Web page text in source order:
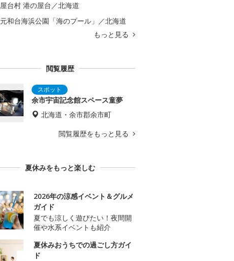
屋台村 港の屋台／北海道
元和台海浜公園「海のプール」／北海道
もっと見る
閲覧履歴
余市宇宙記念館スペース童夢
北海道・余市郡余市町
閲覧履歴をもっと見る
夏休みをもっと楽しむ
2026年の涼感イベント＆グルメ
ガイド
夏でも涼しく遊びたい！夜間開
催や水系イベントも紹介
夏休みおうちでの過ごし方ガイ
ド